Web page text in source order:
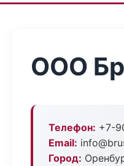
ООО
Телефон: +7-
Email:
Город: